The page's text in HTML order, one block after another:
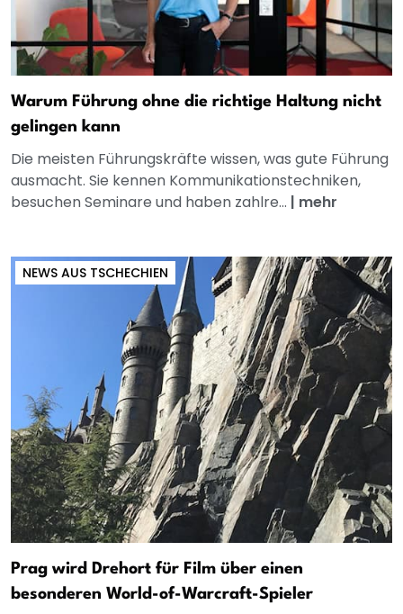
Warum Führung ohne die richtige Haltung nicht
gelingen kann
Die meisten Führungskräfte wissen, was gute Führung
ausmacht. Sie kennen Kommunikationstechniken,
besuchen Seminare und haben zahlre... | mehr
NEWS AUS TSCHECHIEN
Prag wird Drehort für Film über einen
besonderen World-of-Warcraft-Spieler